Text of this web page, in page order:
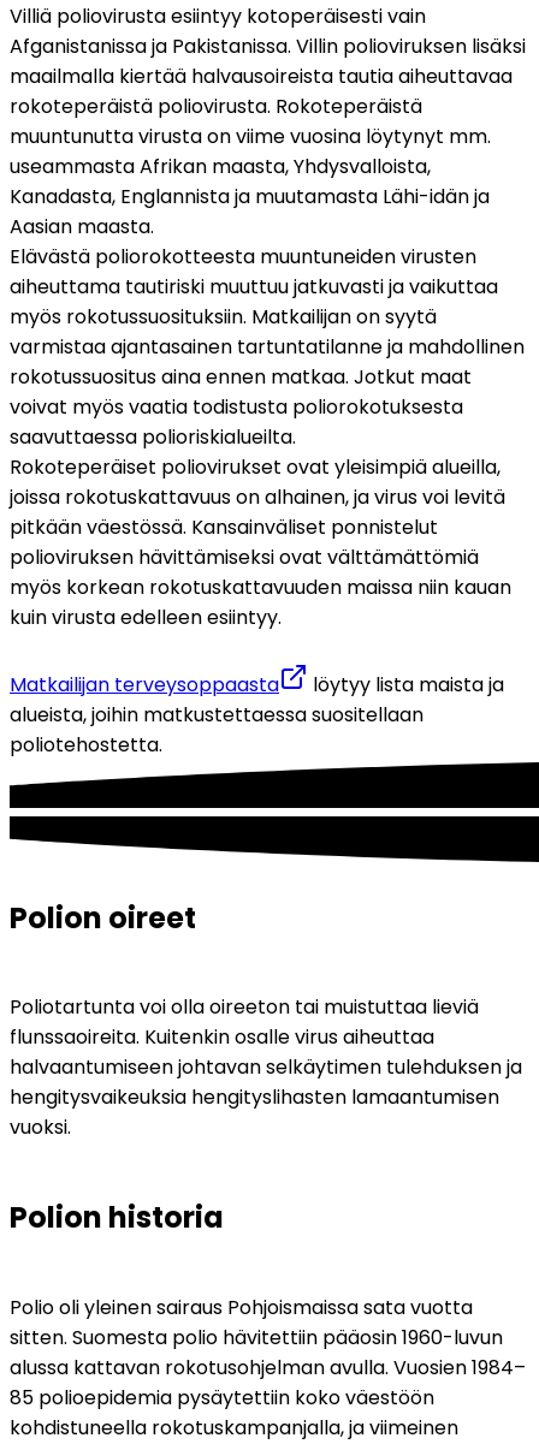
Villiä poliovirusta esiintyy kotoperäisesti vain
Afganistanissa ja Pakistanissa. Villin polioviruksen lisäksi
maailmalla kiertää halvausoireista tautia aiheuttavaa
rokoteperäistä poliovirusta. Rokoteperäistä
muuntunutta virusta on viime vuosina löytynyt mm.
useammasta Afrikan maasta, Yhdysvalloista,
Kanadasta, Englannista ja muutamasta Lähi-idän ja
Aasian maasta.
Elävästä poliorokotteesta muuntuneiden virusten
aiheuttama tautiriski muuttuu jatkuvasti ja vaikuttaa
myös rokotussuosituksiin. Matkailijan on syytä
varmistaa ajantasainen tartuntatilanne ja mahdollinen
rokotussuositus aina ennen matkaa. Jotkut maat
voivat myös vaatia todistusta poliorokotuksesta
saavuttaessa polioriskialueilta.
Rokoteperäiset poliovirukset ovat yleisimpiä alueilla,
joissa rokotuskattavuus on alhainen, ja virus voi levitä
pitkään väestössä. Kansainväliset ponnistelut
polioviruksen hävittämiseksi ovat välttämättömiä
myös korkean rokotuskattavuuden maissa niin kauan
kuin virusta edelleen esiintyy.
Matkailijan terveysoppaasta
löytyy lista maista ja
alueista, joihin matkustettaessa suositellaan
poliotehostetta.
Polion oireet
Poliotartunta voi olla oireeton tai muistuttaa lieviä
flunssaoireita. Kuitenkin osalle virus aiheuttaa
halvaantumiseen johtavan selkäytimen tulehduksen ja
hengitysvaikeuksia hengityslihasten lamaantumisen
vuoksi.
Polion historia
Polio oli yleinen sairaus Pohjoismaissa sata vuotta
sitten. Suomesta polio hävitettiin pääosin 1960-luvun
alussa kattavan rokotusohjelman avulla. Vuosien 1984–
85 polioepidemia pysäytettiin koko väestöön
kohdistuneella rokotuskampanjalla, ja viimeinen